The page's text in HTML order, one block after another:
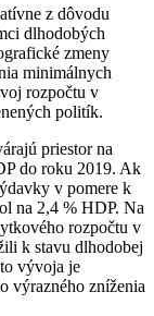
z dôvodu
dlhodobých
zmeny
minimálnych
rozpočtu v
politík.
priestor na
do roku 2019. Ak
v pomere k
na 2,4 % HDP. Na
rozpočtu v
k stavu dlhodobej
vývoja je
výrazného zníženia